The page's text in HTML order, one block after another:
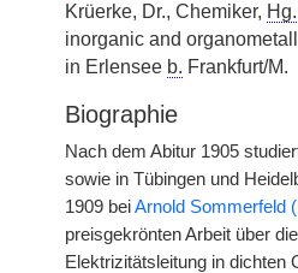
Krüerke, Dr., Chemiker, Hg.
inorganic and
in Erlensee b. Frankfurt/M.
Biographie
Nach dem Abitur 1905
sowie in Tübingen und
1909 beiArnold Sommerfeld
preisgekrönten Arbeit über
Elektrizitätsleitung in dichten